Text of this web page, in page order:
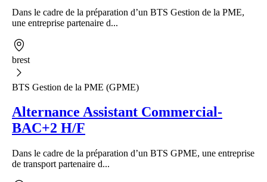
Dans le cadre de la préparation d’un BTS Gestion de la PME,
une entreprise partenaire d...
brest
BTS Gestion de la PME (GPME)
Alternance Assistant Commercial-
BAC+2 H/F
Dans le cadre de la préparation d’un BTS GPME, une entreprise
de transport partenaire d...